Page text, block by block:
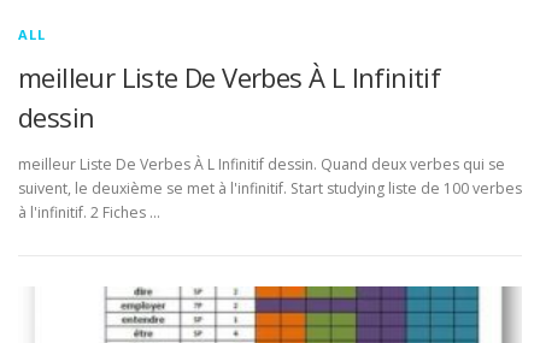
ALL
meilleur Liste De Verbes À L Infinitif
dessin
meilleur Liste De Verbes À L Infinitif dessin. Quand deux verbes qui se
suivent, le deuxième se met à l'infinitif. Start studying liste de 100 verbes
à l'infinitif. 2 Fiches …